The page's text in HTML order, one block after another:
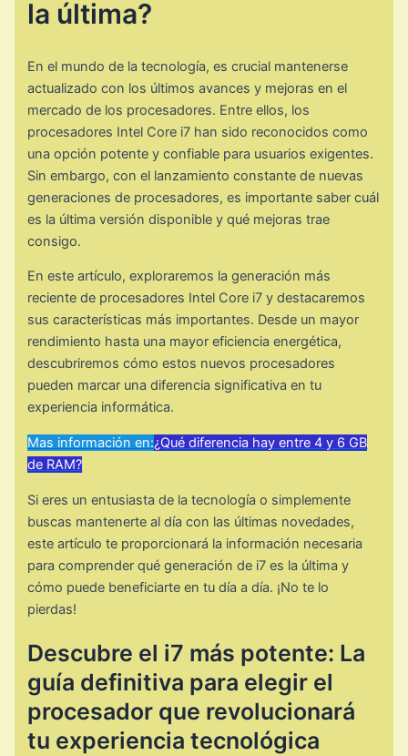
la última?
En el mundo de la tecnología, es crucial mantenerse
actualizado con los últimos avances y mejoras en el
mercado de los procesadores. Entre ellos, los
procesadores Intel Core i7 han sido reconocidos como
una opción potente y confiable para usuarios exigentes.
Sin embargo, con el lanzamiento constante de nuevas
generaciones de procesadores, es importante saber cuál
es la última versión disponible y qué mejoras trae
consigo.
En este artículo, exploraremos la generación más
reciente de procesadores Intel Core i7 y destacaremos
sus características más importantes. Desde un mayor
rendimiento hasta una mayor eficiencia energética,
descubriremos cómo estos nuevos procesadores
pueden marcar una diferencia significativa en tu
experiencia informática.
Mas información en:¿Qué diferencia hay entre 4 y 6 GB
de RAM?
Si eres un entusiasta de la tecnología o simplemente
buscas mantenerte al día con las últimas novedades,
este artículo te proporcionará la información necesaria
para comprender qué generación de i7 es la última y
cómo puede beneficiarte en tu día a día. ¡No te lo
pierdas!
Descubre el i7 más potente: La
guía definitiva para elegir el
procesador que revolucionará
tu experiencia tecnológica